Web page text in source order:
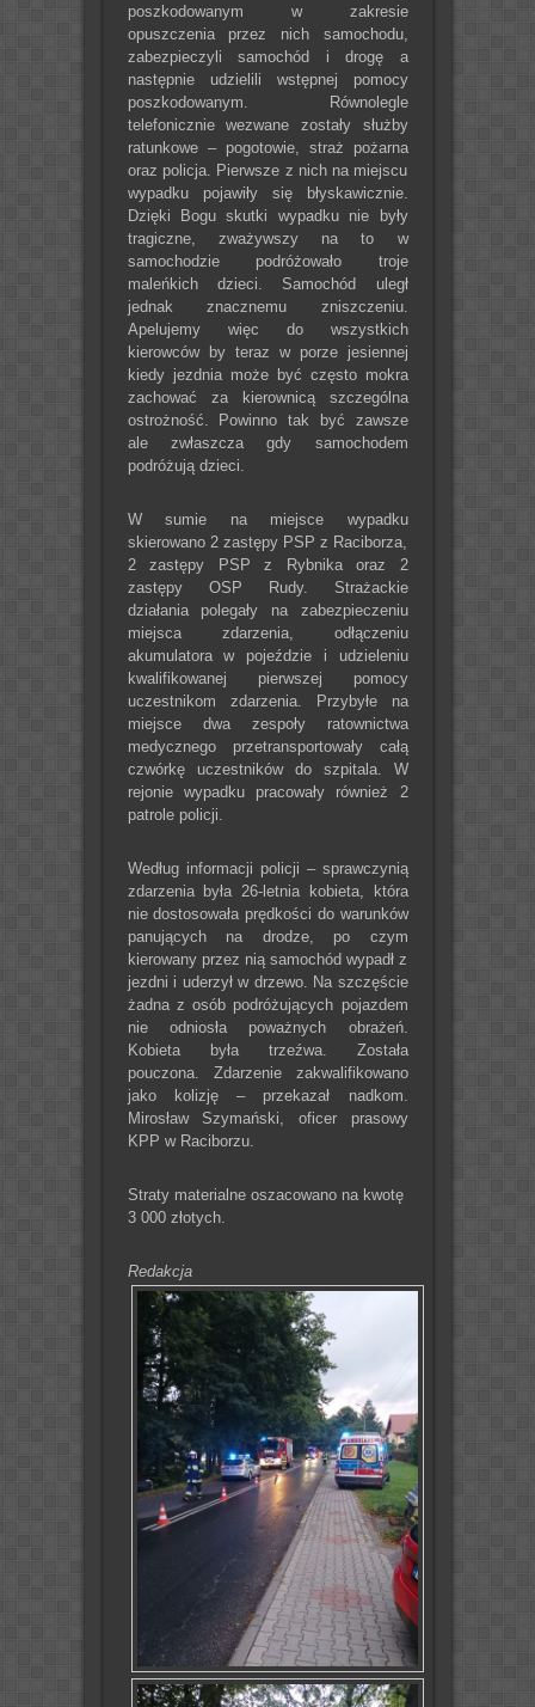
poszkodowanym w zakresie
opuszczenia przez nich samochodu,
zabezpieczyli samochód i drogę a
następnie udzielili wstępnej pomocy
poszkodowanym. Równolegle
telefonicznie wezwane zostały służby
ratunkowe – pogotowie, straż pożarna
oraz policja. Pierwsze z nich na miejscu
wypadku pojawiły się błyskawicznie.
Dzięki Bogu skutki wypadku nie były
tragiczne, zważywszy na to w
samochodzie podróżowało troje
maleńkich dzieci. Samochód uległ
jednak znacznemu zniszczeniu.
Apelujemy więc do wszystkich
kierowców by teraz w porze jesiennej
kiedy jezdnia może być często mokra
zachować za kierownicą szczególna
ostrożność. Powinno tak być zawsze
ale zwłaszcza gdy samochodem
podróżują dzieci.
W sumie na miejsce wypadku
skierowano 2 zastępy PSP z Raciborza,
2 zastępy PSP z Rybnika oraz 2
zastępy OSP Rudy. Strażackie
działania polegały na zabezpieczeniu
miejsca zdarzenia, odłączeniu
akumulatora w pojeździe i udzieleniu
kwalifikowanej pierwszej pomocy
uczestnikom zdarzenia. Przybyłe na
miejsce dwa zespoły ratownictwa
medycznego przetransportowały całą
czwórkę uczestników do szpitala. W
rejonie wypadku pracowały również 2
patrole policji.
Według informacji policji – sprawczynią
zdarzenia była 26-letnia kobieta, która
nie dostosowała prędkości do warunków
panujących na drodze, po czym
kierowany przez nią samochód wypadł z
jezdni i uderzył w drzewo. Na szczęście
żadna z osób podróżujących pojazdem
nie odniosła poważnych obrażeń.
Kobieta była trzeźwa. Została
pouczona. Zdarzenie zakwalifikowano
jako kolizję – przekazał nadkom.
Mirosław Szymański, oficer prasowy
KPP w Raciborzu.
Straty materialne oszacowano na kwotę
3 000 złotych.
Redakcja